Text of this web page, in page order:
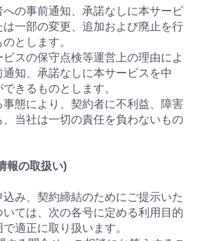
への事前通知、承諾なしに本サービ
は一部の変更、追加および廃止を行
とします。
ビスの保守点検等運営上の理由によ
通知、承諾なしに本サービスを中
きるものとします。
事態により、契約者に不利益、障害
当社は一切の責任を負わないもの
報の取扱い)
込み、契約締結のためにご提示いた
ては、次の各号に定める利用目的
適正に取り扱います。